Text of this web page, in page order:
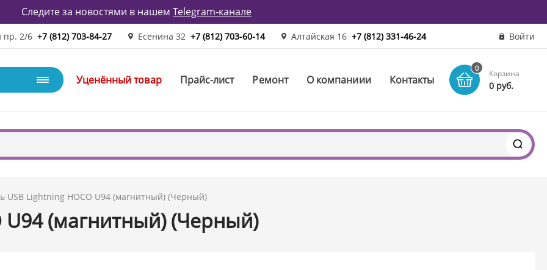
Следите за новостями в нашемTelegram-канале
пр. 2/6 +7 (812) 703-84-27 Есенина 32 +7 (812) 703-60-14 Алтайская 16 +7 (812) 331-46-24 Войти
Уценённый товар Прайс-лист Ремонт О компаниии Контакты
0
Корзина
0 руб.
USB Lightning HOCO U94 (магнитный) (Черный)
U94 (магнитный) (Черный)